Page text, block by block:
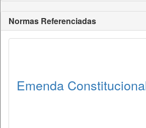
Normas Referenciadas
Emenda